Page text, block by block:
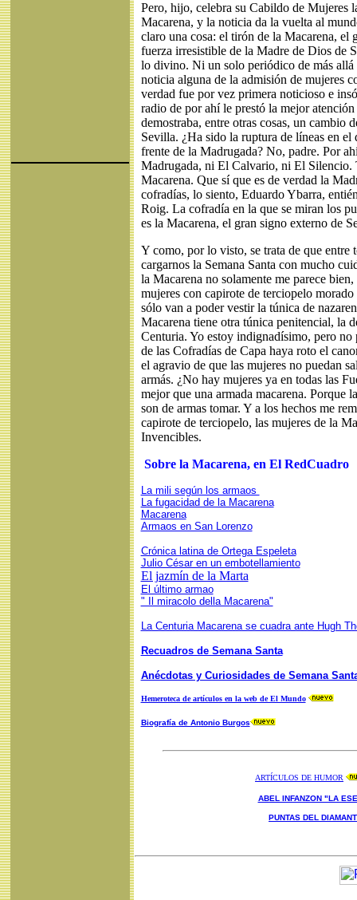
Pero, hijo, celebra su Cabildo de Mujeres
Macarena, y la noticia da la vuelta al
claro una cosa: el tirón de la Macarena, el
fuerza irresistible de la Madre de Dios de
lo divino. Ni un solo periódico de más allá
noticia alguna de la admisión de mujeres
verdad fue por vez primera noticioso e
radio de por ahí le prestó la mejor
demostraba, entre otras cosas, un cambio
Sevilla. ¿Ha sido la ruptura de líneas en
frente de la Madrugada? No, padre. Por
Madrugada, ni El Calvario, ni El Silencio.
Macarena. Que sí que es de verdad la
cofradías, lo siento, Eduardo Ybarra,
Roig. La cofradía en la que se miran los
es la Macarena, el gran signo externo de
Y como, por lo visto, se trata de que entre
cargarnos la Semana Santa con mucho
la Macarena no solamente me parece
mujeres con capirote de terciopelo
sólo van a poder vestir la túnica de
Macarena tiene otra túnica penitencial, la
Centuria. Yo estoy indignadísimo, pero
de las Cofradías de Capa haya roto el
el agravio de que las mujeres no puedan
armás. ¿No hay mujeres ya en todas las
mejor que una armada macarena. Porque
son de armas tomar. Y a los hechos me
capirote de terciopelo, las mujeres de la
Invencibles.
Sobre la Macarena, en El RedCuadro
La mili según los armaos
La fugacidad de la Macarena
Macarena
Armaos en San Lorenzo
Crónica latina de Ortega Espeleta
Julio César en un embotellamiento
El jazmín de la Marta
El último armao
" Il miracolo della Macarena"
La Centuria Macarena se cuadra ante Hugh
Recuadros de Semana Santa
Anécdotas y Curiosidades de Semana
Hemeroteca de artículos en la web de El Mundo
Biografía de Antonio Burgos
ARTÍCULOS DE HUMOR
ABEL INFANZON "LA
PUNTAS DEL